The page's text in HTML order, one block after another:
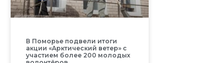
В Поморье подвели итоги
акции «Арктический ветер» с
участием более 200 молодых